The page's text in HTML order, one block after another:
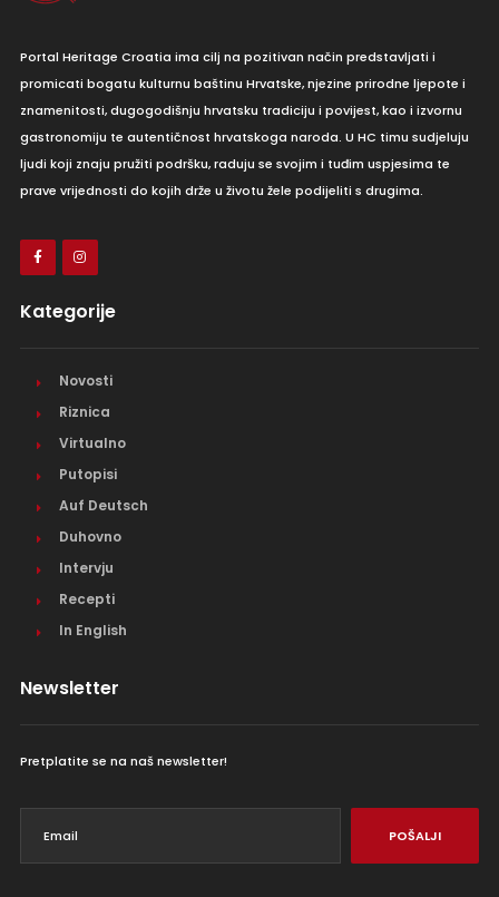
Portal Heritage Croatia ima cilj na pozitivan način predstavljati i
promicati bogatu kulturnu baštinu Hrvatske, njezine prirodne ljepote i
znamenitosti, dugogodišnju hrvatsku tradiciju i povijest, kao i izvornu
gastronomiju te autentičnost hrvatskoga naroda. U HC timu sudjeluju
ljudi koji znaju pružiti podršku, raduju se svojim i tuđim uspjesima te
prave vrijednosti do kojih drže u životu žele podijeliti s drugima.
Kategorije
Novosti
Riznica
Virtualno
Putopisi
Auf Deutsch
Duhovno
Intervju
Recepti
In English
Newsletter
Pretplatite se na naš newsletter!
POŠALJI